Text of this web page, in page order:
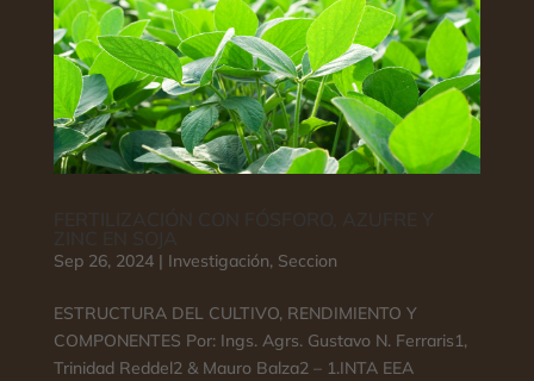
Sep 26, 2024| Investigación, Seccion
ESTRUCTURA DEL CULTIVO, RENDIMIENTO Y
COMPONENTES Por: Ings. Agrs. Gustavo N. Ferraris1,
Trinidad Reddel2 & Mauro Balza2 – 1.INTA EEA